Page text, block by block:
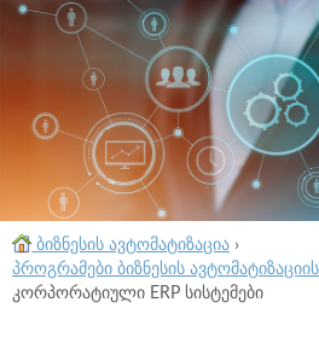
ბიზნესის ავტომატიზაცია ›
პროგრამები ბიზნესის
კორპორატიული ERP სისტემები